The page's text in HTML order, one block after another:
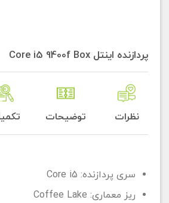
پردازنده اینتل Core i5 9400f Box
نظرات توضیحات
سری پردازنده: Core i5
ریز معماری: Coffee Lake